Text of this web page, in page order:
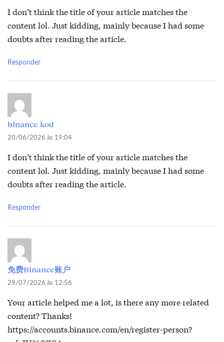
I don’t think the title of your article matches the
content lol. Just kidding, mainly because I had some
doubts after reading the article.
Responder
binance kod
20/06/2026 às 19:04
I don’t think the title of your article matches the
content lol. Just kidding, mainly because I had some
doubts after reading the article.
Responder
免费Binance账户
29/07/2026 às 12:56
Your article helped me a lot, is there any more related
content? Thanks!
https://accounts.binance.com/en/register-person?